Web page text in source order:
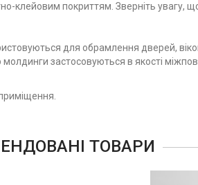
покриттям. Зверніть увагу, що
для обрамлення дверей,
застосовуються в якості
ТОВАРИ